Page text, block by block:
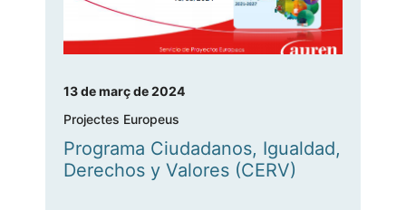
13 de març de 2024
Projectes Europeus
Programa Ciudadanos, Igualdad,
Derechos y Valores (CERV)